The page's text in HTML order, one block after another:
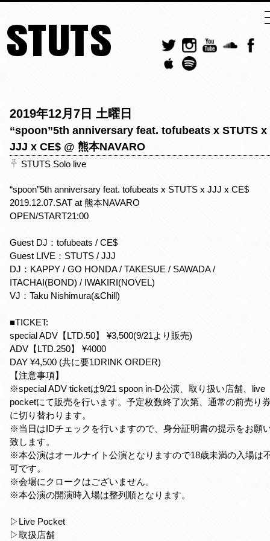
STUTS
2019年12月7日 土曜日
“spoon”5th anniversary feat. tofubeats x STUTS x
JJJ x CE$ @ 熊本NAVARO
STUTS Solo live
“spoon”5th anniversary feat. tofubeats x STUTS x JJJ x CE$
2019.12.07.SAT at 熊本NAVARO
OPEN/START21:00
Guest DJ：tofubeats / CE$
Guest LIVE：STUTS / JJJ
DJ：KAPPY / GO HONDA / TAKESUE / SAWADA /
ITACHAI(BOND) / IWAKIRI(NOVEL)
VJ：Taku Nishimura(&Chill)
■TICKET:
special ADV【LTD.50】 ¥3,500(9/21より販売)
ADV【LTD.250】 ¥4000
DAY ¥4,500 (共に要1DRINK ORDER)
【注意事項】
※special ADV ticketは9/21 spoon in-D公演、取り扱い店舗、live
pocketにて販売を行います。予定枚数終了次第、通常の前売り
に切り替わります。
※当日はIDチェックを行いますので、身分証明書の提示をお願
致します。
※本公演はオールナイト公演となりますので18歳未満の入場は
可です。
※会場にクロークはございません。
※本公演の開演時入場は整列順となります。
▷Live Pocket
▷取扱店舗